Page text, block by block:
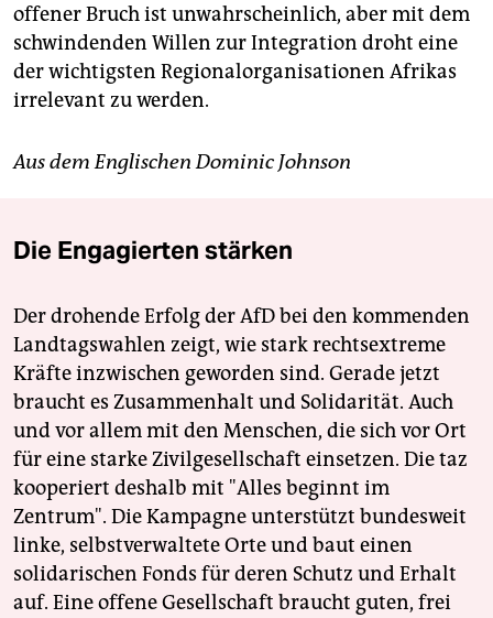
offener Bruch ist unwahrscheinlich, aber mit dem
schwindenden Willen zur Integration droht eine
der wichtigsten Regionalorganisationen Afrikas
irrelevant zu werden.
Aus dem Englischen Dominic Johnson
Die Engagierten stärken
Der drohende Erfolg der AfD bei den kommenden
Landtagswahlen zeigt, wie stark rechtsextreme
Kräfte inzwischen geworden sind. Gerade jetzt
braucht es Zusammenhalt und Solidarität. Auch
und vor allem mit den Menschen, die sich vor Ort
für eine starke Zivilgesellschaft einsetzen. Die taz
kooperiert deshalb mit "Alles beginnt im
Zentrum". Die Kampagne unterstützt bundesweit
linke, selbstverwaltete Orte und baut einen
solidarischen Fonds für deren Schutz und Erhalt
auf. Eine offene Gesellschaft braucht guten, frei